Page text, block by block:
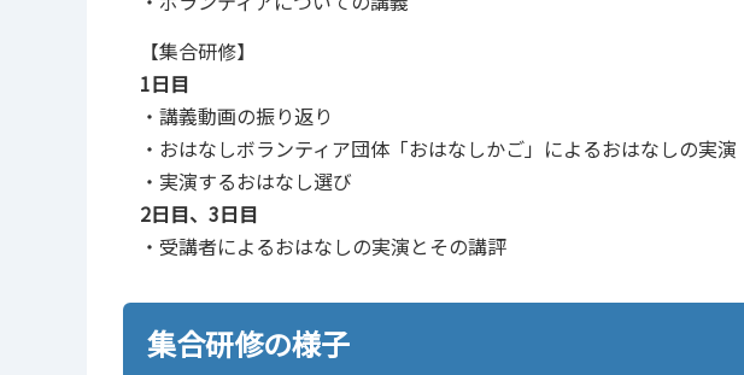
【集合研修】
1⽇⽬
‧講義動画の振り返り
‧おはなしボランティア団体「おはなしかご」によるおはなしの実演
‧実演するおはなし選び
2⽇⽬、3⽇⽬
‧受講者によるおはなしの実演とその講評
集合研修の様⼦